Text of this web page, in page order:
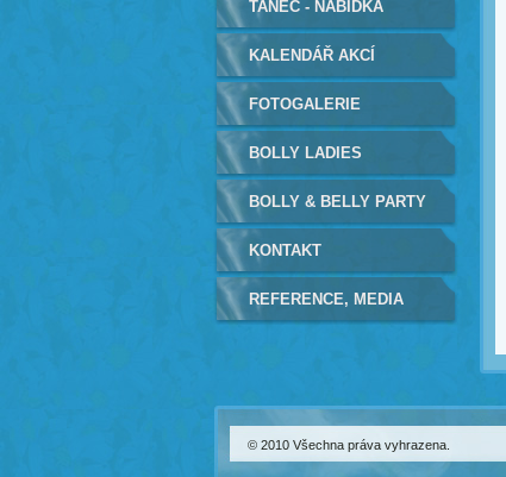
TANEC - NABÍDKA
KALENDÁŘ AKCÍ
FOTOGALERIE
BOLLY LADIES
BOLLY & BELLY PARTY
KONTAKT
REFERENCE, MEDIA
© 2010 Všechna práva vyhrazena.